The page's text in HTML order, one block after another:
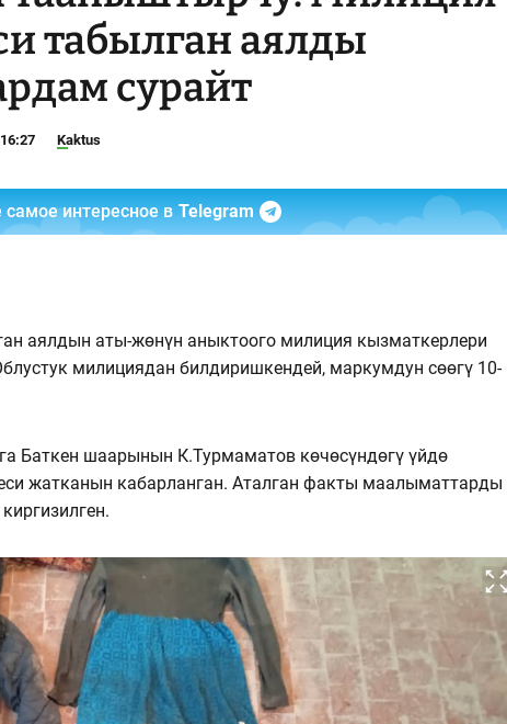
табылган аялды
сурайт
Kaktus
самое интересное в Telegram
аялдын аты-жөнүн аныктоого милиция кызматкерлери
милициядан билдиришкендей, маркумдун сөөгү 10-
Баткен шаарынын К.Турмаматов көчөсүндөгү үйдө
жатканын кабарланган. Аталган факты маалыматтарды